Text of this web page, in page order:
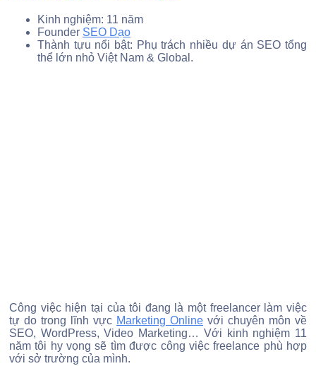
Kinh nghiệm: 11 năm
Founder SEO Dạo
Thành tựu nổi bật: Phụ trách nhiều dự án SEO tổng
thể lớn nhỏ Việt Nam & Global.
Công việc hiện tại của tôi đang là một freelancer làm việc
tự do trong lĩnh vực Marketing Online với chuyên môn về
SEO, WordPress, Video Marketing… Với kinh nghiệm 11
năm tôi hy vọng sẽ tìm được công việc freelance phù hợp
với sở trường của mình.